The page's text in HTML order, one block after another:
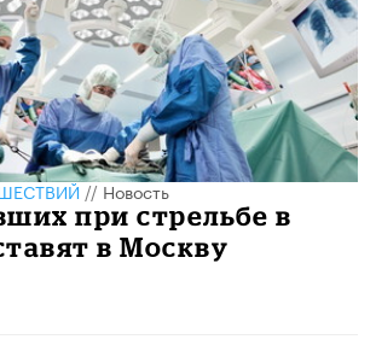
//Новость
при стрельбе в
в Москву